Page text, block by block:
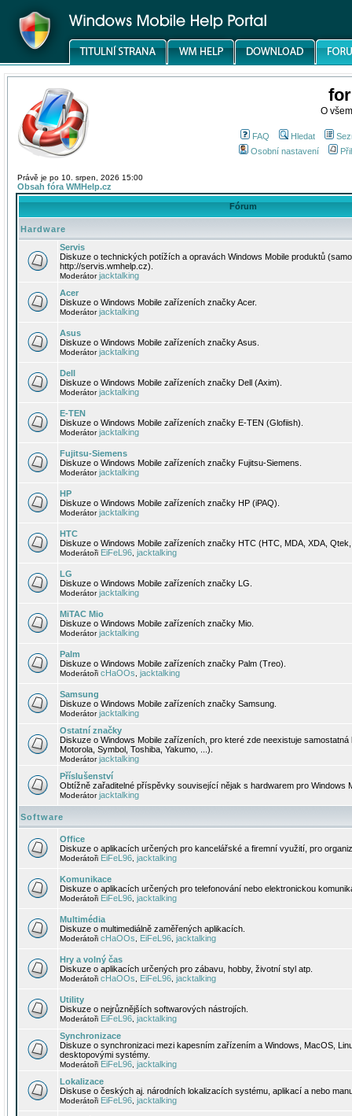
O
FAQ Hledat
Osobní nastavení
Právě je po 10. srpen, 2026 15:00
Obsah fóra WMHelp.cz
Fórum
Hardware
Servis
Diskuze o technických potížích a opravách Windows Mobile produktů
http://servis.wmhelp.cz).
Moderátorjacktalking
Acer
Diskuze o Windows Mobile zařízeních značky Acer.
Moderátorjacktalking
Asus
Diskuze o Windows Mobile zařízeních značky Asus.
Moderátorjacktalking
Dell
Diskuze o Windows Mobile zařízeních značky Dell (Axim).
Moderátorjacktalking
E-TEN
Diskuze o Windows Mobile zařízeních značky E-TEN (Glofiish).
Moderátorjacktalking
Fujitsu-Siemens
Diskuze o Windows Mobile zařízeních značky Fujitsu-Siemens.
Moderátorjacktalking
HP
Diskuze o Windows Mobile zařízeních značky HP (iPAQ).
Moderátorjacktalking
HTC
Diskuze o Windows Mobile zařízeních značky HTC (HTC, MDA, XDA,
Moderátoři EiFeL96 jacktalking
LG
Diskuze o Windows Mobile zařízeních značky LG.
Moderátorjacktalking
MiTAC Mio
Diskuze o Windows Mobile zařízeních značky Mio.
Moderátorjacktalking
Palm
Diskuze o Windows Mobile zařízeních značky Palm (Treo).
Moderátoři cHaOOs jacktalking
Samsung
Diskuze o Windows Mobile zařízeních značky Samsung.
Moderátorjacktalking
Ostatní značky
Diskuze o Windows Mobile zařízeních, pro které zde neexistuje
Motorola, Symbol, Toshiba, Yakumo, ...).
Moderátorjacktalking
Příslušenství
Obtížně zařaditelné příspěvky související nějak s hardwarem pro Windows
Moderátorjacktalking
Software
Office
Diskuze o aplikacích určených pro kancelářské a firemní využití, pro
Moderátoři EiFeL96 jacktalking
Komunikace
Diskuze o aplikacích určených pro telefonování nebo elektronickou
Moderátoři EiFeL96 jacktalking
Multimédia
Diskuze o multimediálně zaměřených aplikacích.
Moderátoři cHaOOs EiFeL96 jacktalking
Hry a volný čas
Diskuze o aplikacích určených pro zábavu, hobby, životní styl atp.
Moderátoři cHaOOs EiFeL96 jacktalking
Utility
Diskuze o nejrůznějších softwarových nástrojích.
Moderátoři EiFeL96 jacktalking
Synchronizace
Diskuze o synchronizaci mezi kapesním zařízením a Windows, MacOS,
desktopovými systémy.
Moderátoři EiFeL96 jacktalking
Lokalizace
Diskuse o českých aj. národních lokalizacích systému, aplikací a nebo
Moderátoři EiFeL96 jacktalking